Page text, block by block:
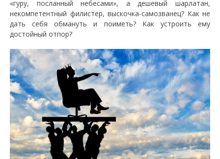
«гуру, посланный небесами», а дешевый шарлатан,
некомпетентный филистер, выскочка-самозванец? Как не
дать себя обмануть и поиметь? Как устроить ему
достойный отпор?